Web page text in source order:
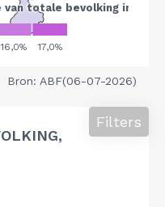
Bron: ABF(06-07-2026)
Filters